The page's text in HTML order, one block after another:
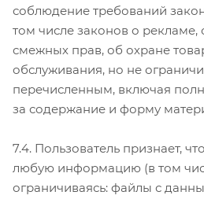
соблюдение требований
том числе законов о рекламе,
смежных прав, об охране
обслуживания, но не
перечисленным, включая
за содержание и форму
7.4. Пользователь признает,
любую информацию (в том
ограничиваясь: файлы с